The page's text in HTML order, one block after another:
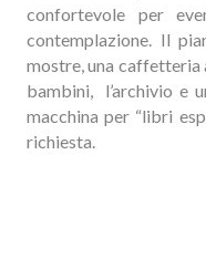
confortevole per
contemplazione. Il
mostre, una caffetteria
bambini, l’archivio e
macchina per “libri
richiesta.